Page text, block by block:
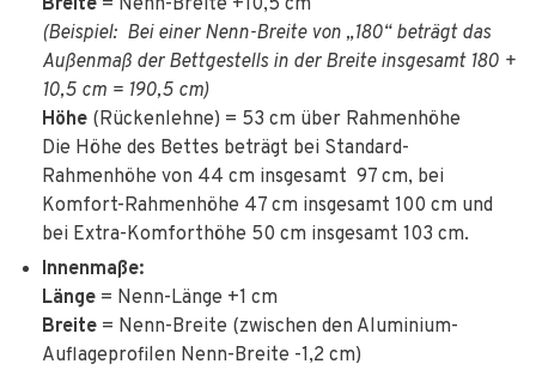
(Beispiel: Bei einer Nenn-Breite von „180“ beträgt das
Außenmaß der Bettgestells in der Breite insgesamt 180 +
10,5 cm = 190,5 cm)
Höhe (Rückenlehne) = 53 cm über Rahmenhöhe
Die Höhe des Bettes beträgt bei Standard-
Rahmenhöhe von 44 cm insgesamt 97 cm, bei
Komfort-Rahmenhöhe 47 cm insgesamt 100 cm und
bei Extra-Komforthöhe 50 cm insgesamt 103 cm.
Innenmaße:
Länge = Nenn-Länge +1 cm
Breite = Nenn-Breite (zwischen den Aluminium-
Auflageprofilen Nenn-Breite -1,2 cm)